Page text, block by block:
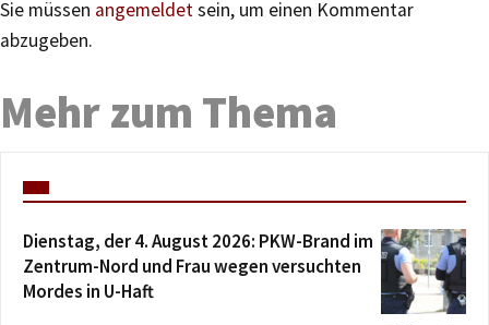
Sie müssen angemeldetsein, um einen Kommentar
abzugeben.
Mehr zum Thema
Dienstag, der 4. August 2026: PKW-Brand im
Zentrum-Nord und Frau wegen versuchten
Mordes in U-Haft